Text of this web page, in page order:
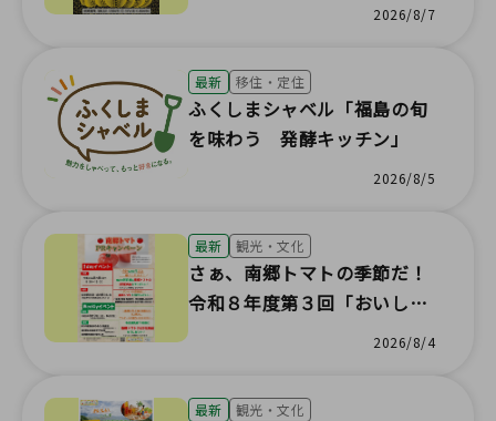
2026/8/7
最新 移住・定住
ふくしまシャベル「福島の旬
を味わう 発酵キッチン」
2026/8/5
最新 観光・文化
さぁ、南郷トマトの季節だ！
令和８年度第３回「おいし
い ふくしま いただきま
ます
2026/8/4
最新 観光・文化